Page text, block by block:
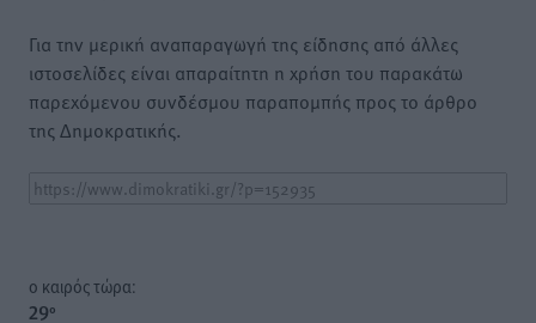
Για την μερική αναπαραγωγή της είδησης από άλλες
ιστοσελίδες είναι απαραίτητη η χρήση του παρακάτω
παρεχόμενου συνδέσμου παραπομπής προς το άρθρο
της Δημοκρατικής.
o καιρός τώρα:
29°